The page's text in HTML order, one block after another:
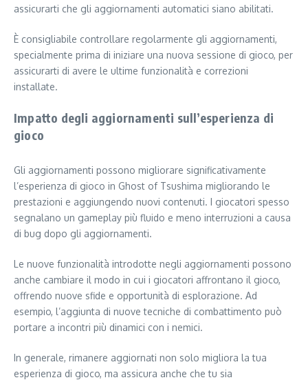
assicurarti che gli aggiornamenti automatici siano abilitati.
È consigliabile controllare regolarmente gli aggiornamenti,
specialmente prima di iniziare una nuova sessione di gioco, per
assicurarti di avere le ultime funzionalità e correzioni
installate.
Impatto degli aggiornamenti sull’esperienza di
gioco
Gli aggiornamenti possono migliorare significativamente
l’esperienza di gioco in Ghost of Tsushima migliorando le
prestazioni e aggiungendo nuovi contenuti. I giocatori spesso
segnalano un gameplay più fluido e meno interruzioni a causa
di bug dopo gli aggiornamenti.
Le nuove funzionalità introdotte negli aggiornamenti possono
anche cambiare il modo in cui i giocatori affrontano il gioco,
offrendo nuove sfide e opportunità di esplorazione. Ad
esempio, l’aggiunta di nuove tecniche di combattimento può
portare a incontri più dinamici con i nemici.
In generale, rimanere aggiornati non solo migliora la tua
esperienza di gioco, ma assicura anche che tu sia